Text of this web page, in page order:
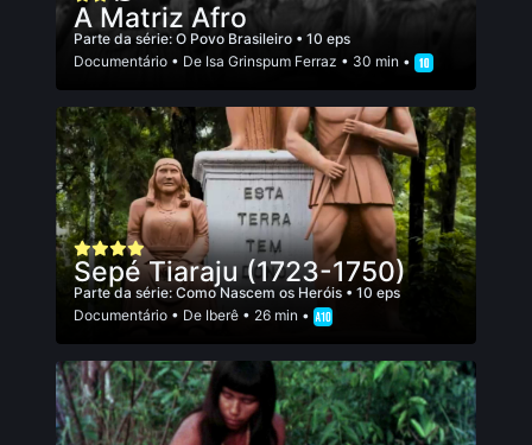
A Matriz Afro
Parte da série: O Povo Brasileiro • 10 eps
Documentário • De Isa Grinspum Ferraz • 30 min •
Sepé Tiaraju (1723-1750)
Parte da série: Como Nascem os Heróis • 10 eps
Documentário • De Iberê • 26 min •